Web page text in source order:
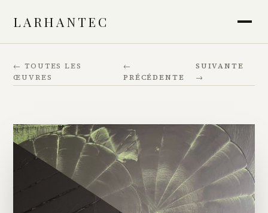
LARHANTEC
← TOUTES LES
ŒUVRES
←
PRÉCÉDENTE
SUIVANTE
→